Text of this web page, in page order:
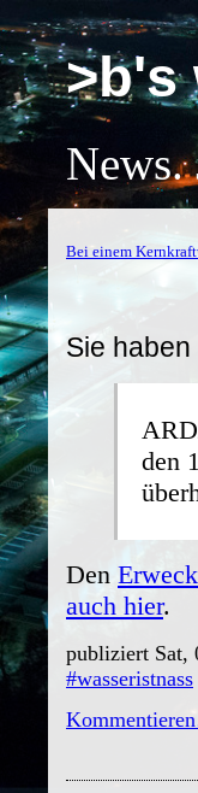
>b's
News.
Bei einem
Sie
den
Den
auch hier.
publiziert Sat,
#wasseristnass